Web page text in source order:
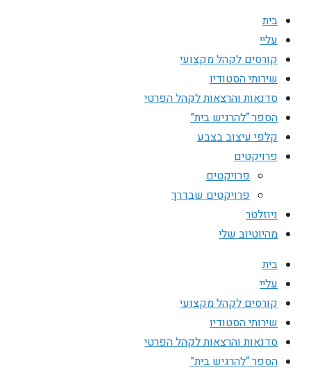
בית
עליי
קורסים לקהל מקצועי
שירותי הסטודיו
סדנאות והרצאות לקהל הפרטי
הספר “להרגיש בית”
קלפי עיצוב בצבע
פרויקטים
פרויקטים
פרויקטים שבדרך
ניוזלטר
מהיוטיוב שלי
בית
עליי
קורסים לקהל מקצועי
שירותי הסטודיו
סדנאות והרצאות לקהל הפרטי
הספר “להרגיש בית”